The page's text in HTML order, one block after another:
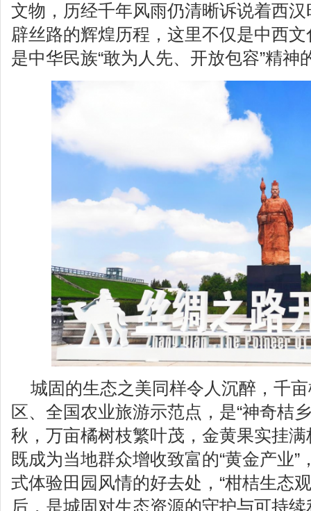
文物，历经千年风雨仍清晰诉说着西
辟丝路的辉煌历程，这里不仅是中西
是中华民族“敢为人先、开放包容”精神
城固的生态之美同样令人沉醉，千
区、全国农业旅游示范点，是“神奇桔
秋，万亩橘树枝繁叶茂，金黄果实挂
既成为当地群众增收致富的“黄金产业”
式体验田园风情的好去处，“柑桔生态
后，是城固对生态资源的守护与可持续